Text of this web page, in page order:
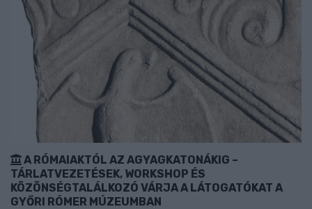
A RÓMAIAKTÓL AZ AGYAGKATONÁKIG –
TÁRLATVEZETÉSEK, WORKSHOP ÉS
KÖZÖNSÉGTALÁLKOZÓ VÁRJA A LÁTOGATÓKAT A
GYŐRI RÓMER MÚZEUMBAN